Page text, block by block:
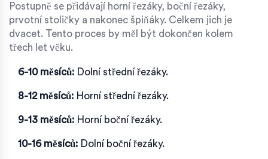
Postupně se přidávají horní řezáky, boční řezáky,
prvotní stoličky a nakonec špiňáky. Celkem jich je
dvacet. Tento proces by měl být dokončen kolem
třech let věku.
6-10 měsíců: Dolní střední řezáky.
8-12 měsíců: Horní střední řezáky.
9-13 měsíců: Horní boční řezáky.
10-16 měsíců: Dolní boční řezáky.